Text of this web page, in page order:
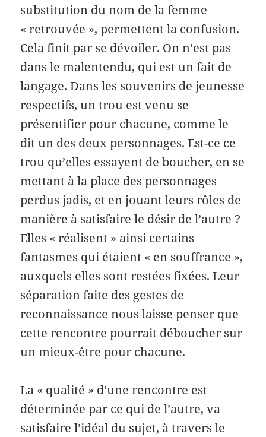
substitution du nom de la femme
« retrouvée », permettent la confusion.
Cela finit par se dévoiler. On n’est pas
dans le malentendu, qui est un fait de
langage. Dans les souvenirs de jeunesse
respectifs, un trou est venu se
présentifier pour chacune, comme le
dit un des deux personnages. Est-ce ce
trou qu’elles essayent de boucher, en se
mettant à la place des personnages
perdus jadis, et en jouant leurs rôles de
manière à satisfaire le désir de l’autre ?
Elles « réalisent » ainsi certains
fantasmes qui étaient « en souffrance »,
auxquels elles sont restées fixées. Leur
séparation faite des gestes de
reconnaissance nous laisse penser que
cette rencontre pourrait déboucher sur
un mieux-être pour chacune.
La « qualité » d’une rencontre est
déterminée par ce qui de l’autre, va
satisfaire l’idéal du sujet, à travers le